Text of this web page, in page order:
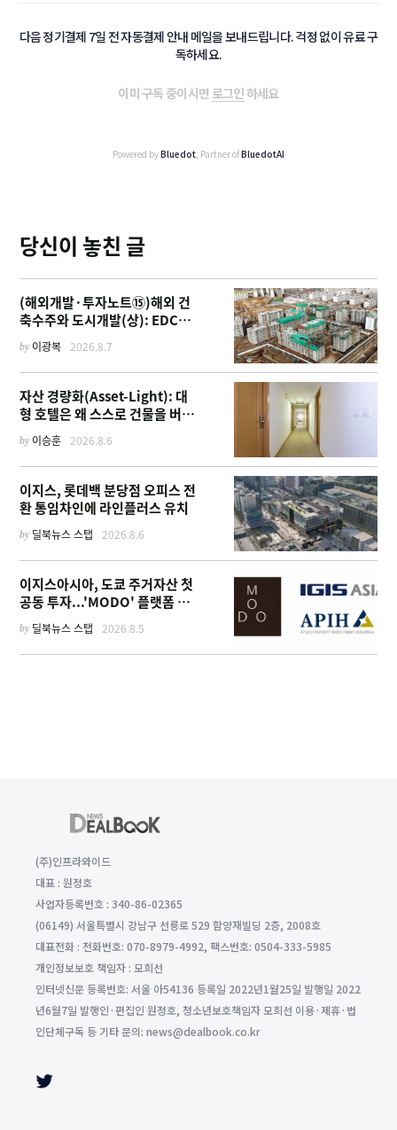
다음 정기결제 7일 전 자동결제 안내 메일을 보내드립니다. 걱정 없이 유료 구
독하세요.
이미 구독 중이시면 로그인하세요
Powered byBluedot , Partner ofBluedotAI
당신이 놓친 글
(해외개발·투자노트⑮)해외 건
축수주와 도시개발(상): EDCF
부터 계열사 진출 위한 복합시설
까지
by 이광복 2026.8.7
자산 경량화(Asset-Light): 대
형 호텔은 왜 스스로 건물을 버리
고 '이름'만 팔기 시작했을까
by 이승훈 2026.8.6
이지스, 롯데백 분당점 오피스 전
환 통임차인에 라인플러스 유치
by 딜북뉴스 스탭 2026.8.6
이지스아시아, 도쿄 주거자산 첫
공동 투자...'MODO' 플랫폼 가
by 딜북뉴스 스탭 2026.8.5
(주)인프라와이드
대표 : 원정호
사업자등록번호 : 340-86-02365
(06149) 서울특별시 강남구 선릉로 529 함양재빌딩 2층, 2008호
대표전화 : 전화번호: 070-8979-4992, 팩스번호: 0504-333-5985
개인정보보호 책임자 : 모희선
인터넷신문 등록번호: 서울 아54136 등록일 2022년1월25일 발행일 2022
년6월7일 발행인·편집인 원정호, 청소년보호책임자 모희선 이용·제휴·법
인단체구독 등 기타 문의: news@dealbook.co.kr